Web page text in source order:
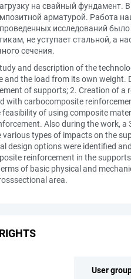
на свайный
арматурой. Работа
исследований
не уступает стальной, а
сечения.
and description of the
the load from its own weight.
of supports; 2. Creation of
with carbocomposite
of using composite
Also during the work, a
types of impacts on the
design options were identified
reinforcement in the
of basic physical and
area.
User